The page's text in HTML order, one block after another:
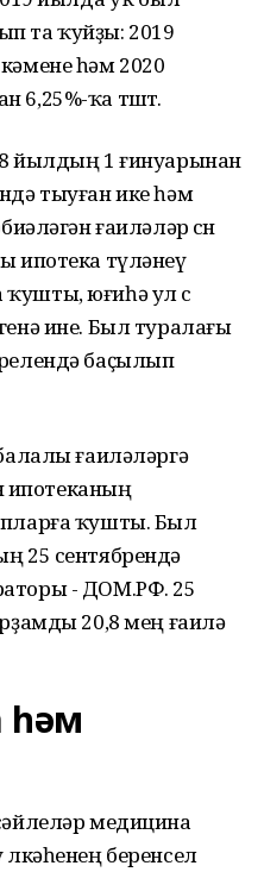
та ҡуйҙы: 2019
һәм 2020
ҡа төштө.
йылдың 1 ғинуарынан
тыуған ике һәм
ғаиләләр өсөн
ипотека түләнеү
юғиһә ул өс
ине. Был туралағы
баҫылып
ғаиләләргә
ипотеканың
ҡушты. Был
25 сентябрендә
- ДОМ.РФ. 25
20,8 мең ғаилә
һәм
медицина
беренсел